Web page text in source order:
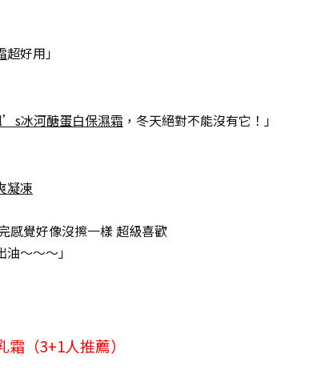
超好用」
冰河醣蛋白保濕霜 ，冬天絕對不能沒有它！」
凝凍
感覺好像沒擦一樣 超級喜歡
～～～」
（3+1人推薦）